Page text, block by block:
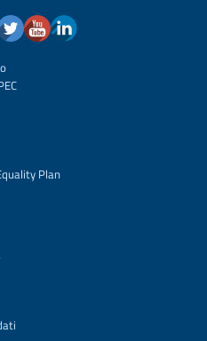
Plan